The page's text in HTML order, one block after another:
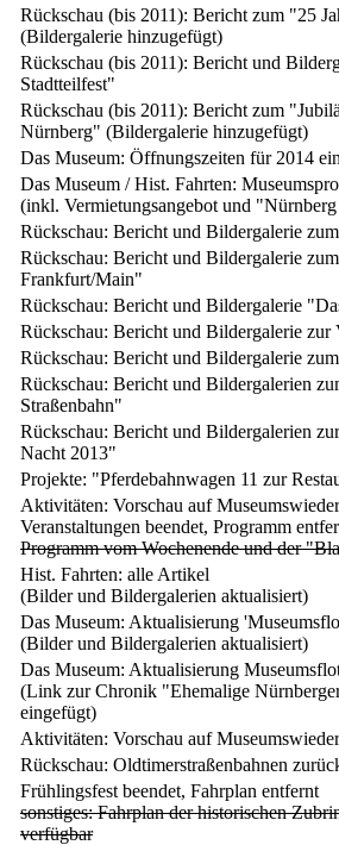
Rückschau (bis 2011): Bericht zum "25
(Bildergalerie hinzugefügt)
Rückschau (bis 2011): Bericht und
Stadtteilfest"
Rückschau (bis 2011): Bericht zum
Nürnberg" (Bildergalerie hinzugefügt)
Das Museum: Öffnungszeiten für 2014
Das Museum / Hist. Fahrten:
(inkl. Vermietungsangebot und
Rückschau: Bericht und Bildergalerie
Rückschau: Bericht und Bildergalerie
Frankfurt/Main"
Rückschau: Bericht und Bildergalerie
Rückschau: Bericht und Bildergalerie zur
Rückschau: Bericht und Bildergalerie
Rückschau: Bericht und Bildergalerien
Straßenbahn"
Rückschau: Bericht und Bildergalerien
Nacht 2013"
Projekte: "Pferdebahnwagen 11 zur
Aktivitäten: Vorschau auf
Veranstaltungen beendet, Programm
Programm vom Wochenende und der
Hist. Fahrten: alle Artikel
(Bilder und Bildergalerien aktualisiert)
Das Museum: Aktualisierung
(Bilder und Bildergalerien aktualisiert)
Das Museum: Aktualisierung
(Link zur Chronik "Ehemalige
eingefügt)
Aktivitäten: Vorschau auf
Rückschau: Oldtimerstraßenbahnen
Frühlingsfest beendet, Fahrplan entfernt
sonstiges: Fahrplan der historischen
verfügbar